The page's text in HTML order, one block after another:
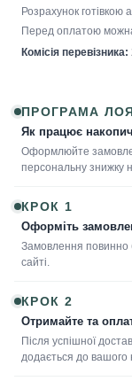
Розрахунок готівкою
Перед оплатою
Комісія перевізника:
ПРОГРАМА
Як працює
Оформлюйте
персональну знижку
КРОК 1
Оформіть
Замовлення повинно
сайті.
КРОК 2
Отримайте та
Після успішної
додається до вашого